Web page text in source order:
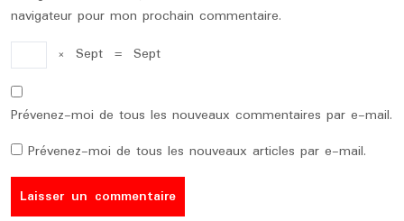
navigateur pour mon prochain commentaire.
× Sept = Sept
Prévenez-moi de tous les nouveaux commentaires par e-mail.
Prévenez-moi de tous les nouveaux articles par e-mail.